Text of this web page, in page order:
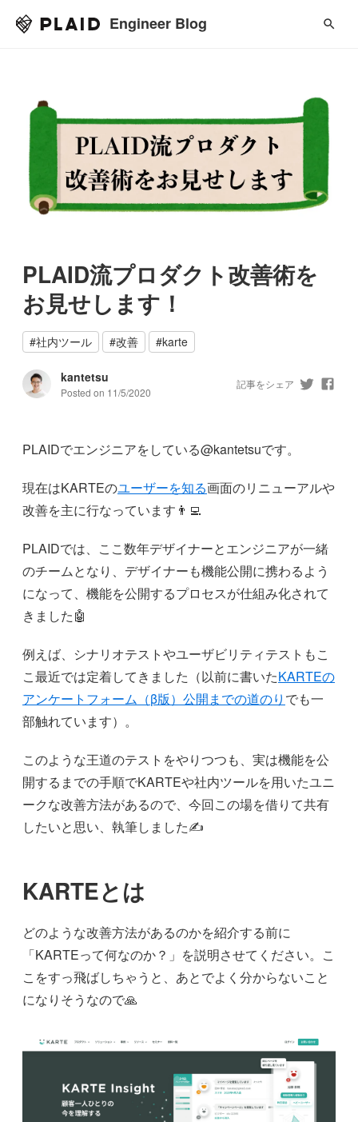
Engineer Blog
PLAID流プロダクト改善術を
お見せします！
#社内ツール #改善 #karte
kantetsu
Posted on 11/5/2020
記事をシェア
PLAIDでエンジニアをしている@kantetsuです。
現在はKARTEのユーザーを知る画面のリニューアルや
改善を主に行なっています👨‍💻
PLAIDでは、ここ数年デザイナーとエンジニアが一緒
のチームとなり、デザイナーも機能公開に携わるよう
になって、機能を公開するプロセスが仕組み化されて
きました🤖
例えば、シナリオテストやユーザビリティテストもこ
こ最近では定着してきました（以前に書いたKARTEの
アンケートフォーム（β版）公開までの道のり でも一
部触れています）。
このような王道のテストをやりつつも、実は機能を公
開するまでの手順でKARTEや社内ツールを用いたユニ
ークな改善方法があるので、今回この場を借りて共有
したいと思い、執筆しました✍️
KARTEとは
どのような改善方法があるのかを紹介する前に
「KARTEって何なのか？」を説明させてください。こ
こをすっ飛ばしちゃうと、あとでよく分からないこと
になりそうなので🙏